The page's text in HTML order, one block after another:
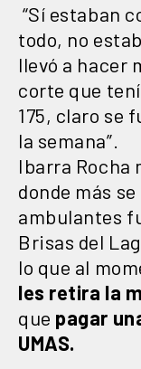
“Sí estaban
todo, no
llevó a hacer
corte que
175, claro se
la semana”.
Ibarra Rocha
donde más
ambulantes
Brisas del
lo que al
les retira la
que pagar
UMAS.